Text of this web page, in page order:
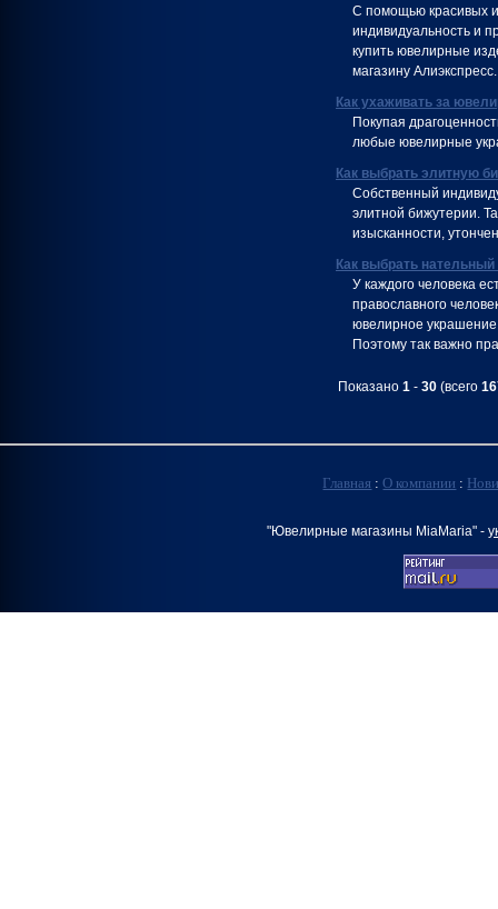
С помощью красивых
индивидуальность и
купить ювелирные
магазину Алиэкспресс.
Как ухаживать за
Покупая
любые ювелирные
Как выбрать элитную
Собственный
элитной бижутерии.
изысканности,
Как выбрать нательный
У каждого человека
православного
ювелирное
Поэтому так важно
Показано 1 - 30 (всего
Главная :О компании :
"Ювелирные магазины MiaMaria" -